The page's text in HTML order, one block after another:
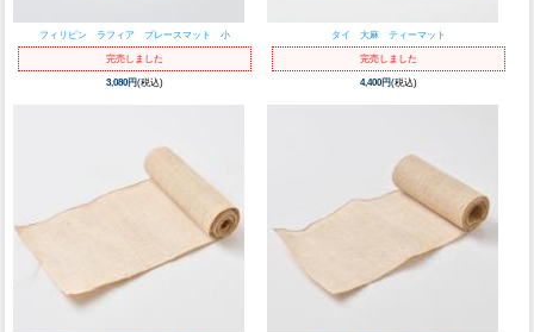
フィリピン ラフィア プレースマット 小
完売しました
3,080円(税込)
タイ 大麻 ティーマット
完売しました
4,400円(税込)